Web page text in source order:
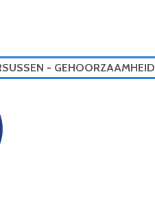
- GEHOORZAAMHEID